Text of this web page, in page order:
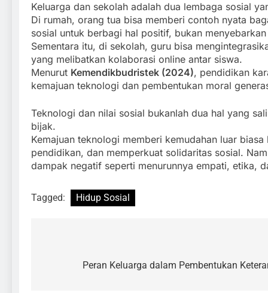
Keluarga dan sekolah adalah dua lembaga sosial
Di rumah, orang tua bisa memberi contoh nyata
sosial untuk berbagi hal positif, bukan
Sementara itu, di sekolah, guru bisa
yang melibatkan kolaborasi online antar siswa.
Menurut Kemendikbudristek (2024), pendidikan
kemajuan teknologi dan pembentukan moral
Teknologi dan nilai sosial bukanlah dua hal yang
bijak.
Kemajuan teknologi memberi kemudahan luar
pendidikan, dan memperkuat solidaritas sosial.
dampak negatif seperti menurunnya empati, etika,
Tagged: Hidup Sosial
Peran Keluarga dalam Pembentukan